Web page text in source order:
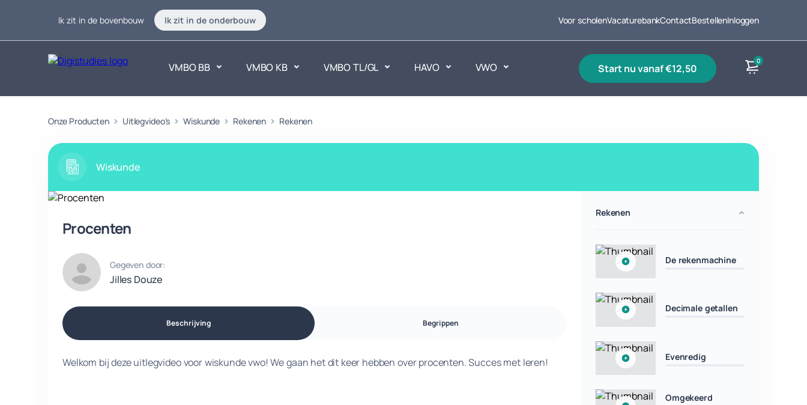
Ik zit in de bovenbouw Ik zit in de onderbouw Voor scholenVacaturebankContactBestellenInloggen
VMBO BB VMBO KB VMBO TL/GL HAVO VWO start nu vanaf €12,50
0
Exacte vakken
Geen vakken.
Taalvakken
Geen vakken. Geen vakken.
Onze Producten Uitlegvideo's Wiskunde Rekenen Rekenen
Wiskunde
Procenten
Gegeven door:
Jilles Douze
Beschrijving Begrippen
Welkom bij deze uitlegvideo voor wiskunde vwo! We gaan het dit keer hebben over procenten. Succes met leren!
Rekenen
De rekenmachine
Decimale getallen
Evenredig
Omgekeerd